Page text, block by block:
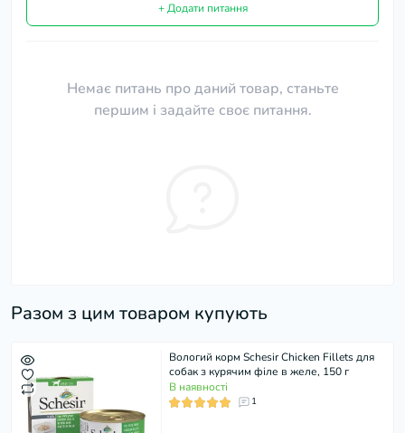
+ Додати питання
Немає питань про даний товар, станьте
першим і задайте своє питання.
Разом з цим товаром купують
Вологий корм Schesir Chicken Fillets для
собак з курячим філе в желе, 150 г
В наявності
1